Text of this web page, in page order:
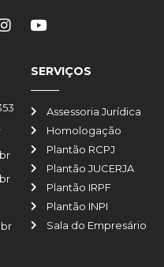
SERVIÇOS
Assessoria Jurídica
Homologação
Plantão RCPJ
Plantão JUCERJA
Plantão IRPF
Plantão INPI
Sala do Empresário